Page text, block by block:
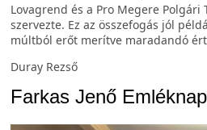
Lovagrend és a Pro Megere Polgári
szervezte. Ez az összefogás jól
múltból erőt merítve maradandó
Duray Rezső
Farkas Jenő